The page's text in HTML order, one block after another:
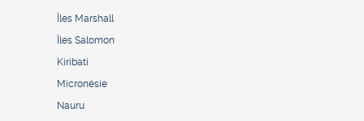
Îles Marshall
Îles Salomon
Kiribati
Micronésie
Nauru